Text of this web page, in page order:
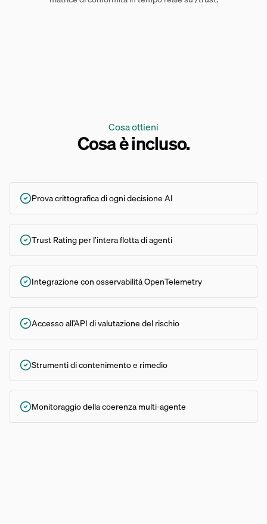
Cosa ottieni
Cosa è incluso.
Prova crittografica di ogni decisione AI
Trust Rating per l’intera flotta di agenti
Integrazione con osservabilità OpenTelemetry
Accesso all’API di valutazione del rischio
Strumenti di contenimento e rimedio
Monitoraggio della coerenza multi-agente